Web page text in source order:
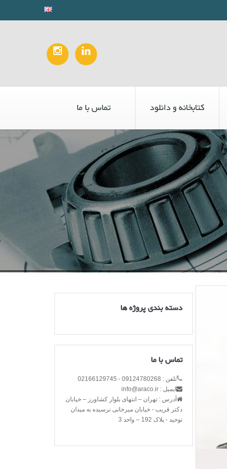
کتابخانه و دانلود تماس با ما
دسته بندی پروژه ها
تماس با ما
تلفن : 09124780268 - 02166129745
ایمیل : info@araco.ir
آدرس : تهران – انتهای بلوار کشاورز – خیابان
دکتر قریب - خیابان میرخانی نرسیده به میدان
توحید - پلاک 192 – واحد 3